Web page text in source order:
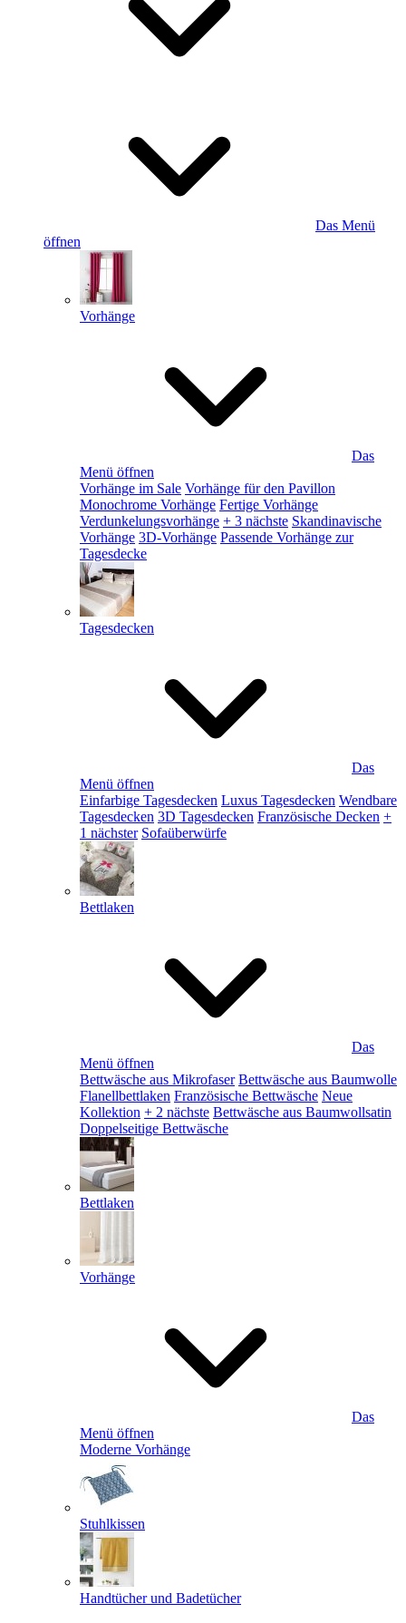
Das Menü
öffnen
Vorhänge
Das
Menü öffnen
Vorhänge im Sale Vorhänge für den Pavillon
Monochrome Vorhänge Fertige Vorhänge
Verdunkelungsvorhänge + 3 nächste Skandinavische
Vorhänge 3D-Vorhänge Passende Vorhänge zur
Tagesdecke
Tagesdecken
Das
Menü öffnen
Einfarbige Tagesdecken Luxus Tagesdecken Wendbare
Tagesdecken 3D Tagesdecken Französische Decken +
1 nächster Sofaüberwürfe
Bettlaken
Das
Menü öffnen
Bettwäsche aus Mikrofaser Bettwäsche aus Baumwolle
Flanellbettlaken Französische Bettwäsche Neue
Kollektion + 2 nächste Bettwäsche aus Baumwollsatin
Doppelseitige Bettwäsche
Bettlaken
Vorhänge
Das
Menü öffnen
Moderne Vorhänge
Stuhlkissen
Handtücher und Badetücher